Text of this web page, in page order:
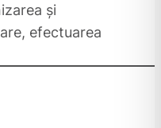
și
efectuarea